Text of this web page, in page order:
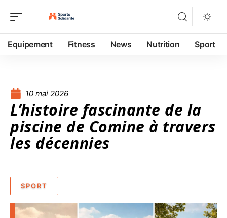
Equipement Fitness News Nutrition Sport
10 mai 2026
L’histoire fascinante de la
piscine de Comine à travers
les décennies
SPORT